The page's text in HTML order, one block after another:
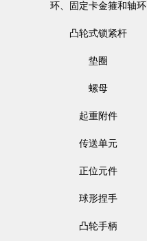
环、固定卡金箍和轴环
凸轮式锁紧杆
垫圈
螺母
起重附件
传送单元
正位元件
球形捏手
凸轮手柄